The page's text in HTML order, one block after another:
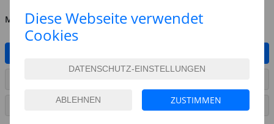
MENGE
SEITE DRUCKEN
Diese Webseite verwendet
Cookies
ZUSTIMMEN